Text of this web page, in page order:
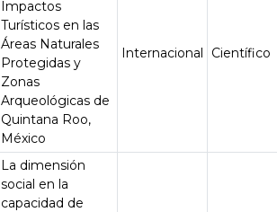
Impactos
Turísticos en las
Áreas Naturales
Protegidas y
Zonas
Arqueológicas de
Quintana Roo,
México
Internacional Científico
La dimensión
social en la
capacidad de